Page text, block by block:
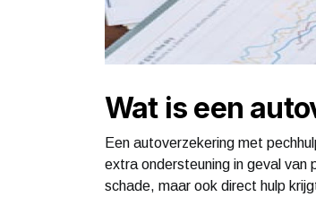
Wat is een
Een autoverzekering met
extra ondersteuning in geval
schade, maar ook direct hulp